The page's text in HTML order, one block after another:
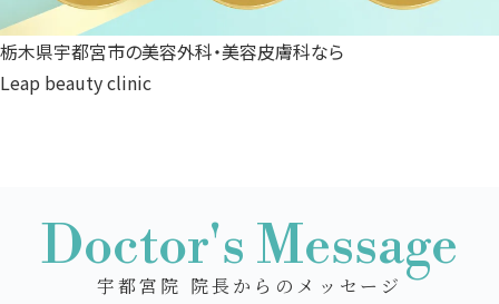
栃木県宇都宮市の美容外科・美容皮膚科なら
Leap beauty clinic
Doctor's Message
宇都宮院 院長からのメッセージ